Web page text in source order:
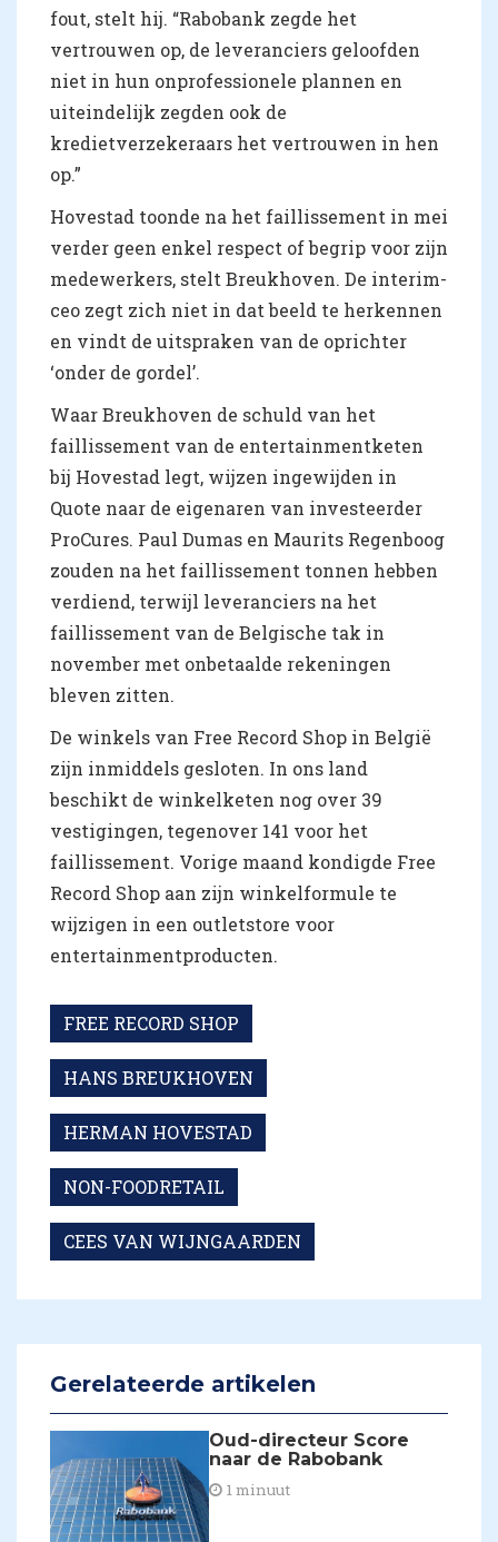
fout, stelt hij. “Rabobank zegde het
vertrouwen op, de leveranciers geloofden
niet in hun onprofessionele plannen en
uiteindelijk zegden ook de
kredietverzekeraars het vertrouwen in hen
op.”
Hovestad toonde na het faillissement in mei
verder geen enkel respect of begrip voor zijn
medewerkers, stelt Breukhoven. De interim-
ceo zegt zich niet in dat beeld te herkennen
en vindt de uitspraken van de oprichter
‘onder de gordel’.
Waar Breukhoven de schuld van het
faillissement van de entertainmentketen
bij Hovestad legt, wijzen ingewijden in
Quote naar de eigenaren van investeerder
ProCures. Paul Dumas en Maurits Regenboog
zouden na het faillissement tonnen hebben
verdiend, terwijl leveranciers na het
faillissement van de Belgische tak in
november met onbetaalde rekeningen
bleven zitten.
De winkels van Free Record Shop in België
zijn inmiddels gesloten. In ons land
beschikt de winkelketen nog over 39
vestigingen, tegenover 141 voor het
faillissement. Vorige maand kondigde Free
Record Shop aan zijn winkelformule te
wijzigen in een outletstore voor
entertainmentproducten.
FREE RECORD SHOP
HANS BREUKHOVEN
HERMAN HOVESTAD
NON-FOODRETAIL
CEES VAN WIJNGAARDEN
Gerelateerde artikelen
Oud-directeur Score
naar de Rabobank
1 minuut